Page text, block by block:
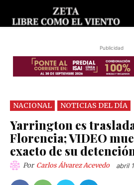
Publicidad
NACIONAL NOTICIAS DEL DÍA
Yarrington es
Florencia; VIDEO
exacto de su
Por Carlos Álvarez Acevedo abril